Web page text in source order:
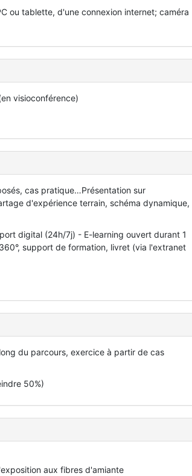
ou tablette, d'une connexion internet; caméra
visioconférence)
cas pratique…Présentation sur
d'expérience terrain, schéma dynamique,
digital (24h/7j) - E-learning ouvert durant 1
support de formation, livret (via l'extranet
du parcours, exercice à partir de cas
50%)
aux fibres d'amiante